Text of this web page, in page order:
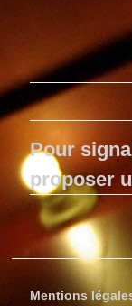
Pour
proposer
Mentions